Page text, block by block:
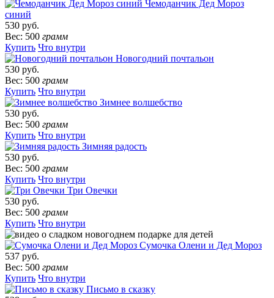
Чемоданчик Дед Мороз
синий
530 руб.
Вес: 500 грамм
Купить Что внутри
Новогодний почтальон
530 руб.
Вес: 500 грамм
Купить Что внутри
Зимнее волшебство
530 руб.
Вес: 500 грамм
Купить Что внутри
Зимняя радость
530 руб.
Вес: 500 грамм
Купить Что внутри
Три Овечки
530 руб.
Вес: 500 грамм
Купить Что внутри
Сумочка Олени и Дед Мороз
537 руб.
Вес: 500 грамм
Купить Что внутри
Письмо в сказку